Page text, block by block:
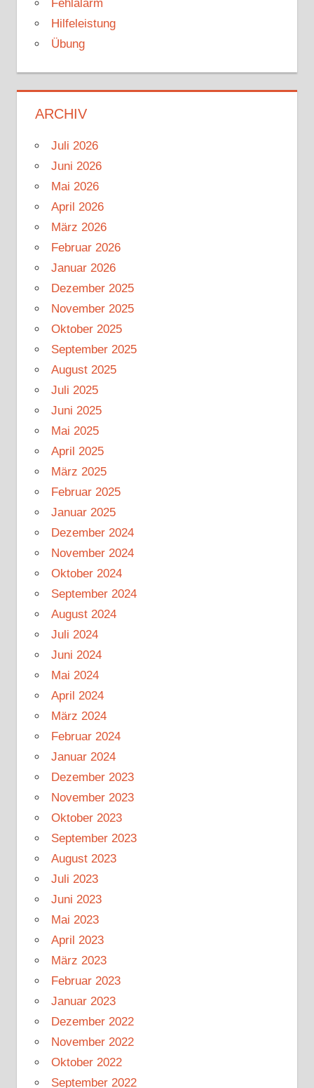
Fehlalarm
Hilfeleistung
Übung
ARCHIV
Juli 2026
Juni 2026
Mai 2026
April 2026
März 2026
Februar 2026
Januar 2026
Dezember 2025
November 2025
Oktober 2025
September 2025
August 2025
Juli 2025
Juni 2025
Mai 2025
April 2025
März 2025
Februar 2025
Januar 2025
Dezember 2024
November 2024
Oktober 2024
September 2024
August 2024
Juli 2024
Juni 2024
Mai 2024
April 2024
März 2024
Februar 2024
Januar 2024
Dezember 2023
November 2023
Oktober 2023
September 2023
August 2023
Juli 2023
Juni 2023
Mai 2023
April 2023
März 2023
Februar 2023
Januar 2023
Dezember 2022
November 2022
Oktober 2022
September 2022